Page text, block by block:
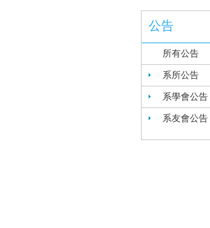
公告
所有公告
系所公告
系學會公告
系友會公告